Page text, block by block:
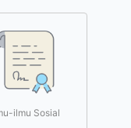
ilmu Sosial